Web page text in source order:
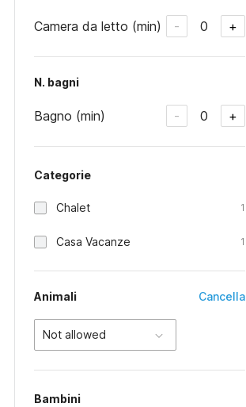
Camera da letto (min) - 0 +
N. bagni
Bagno (min) - 0 +
Categorie
Chalet 1
Casa Vacanze 1
Animali Cancella
Not allowed
Bambini